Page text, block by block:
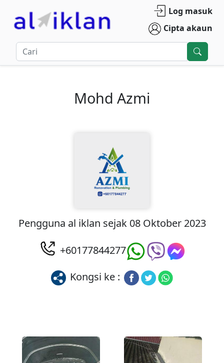
Log masuk
Cipta akaun
Mohd Azmi
Pengguna al iklan sejak 08 Oktober 2023
+60177844277
Kongsi ke :